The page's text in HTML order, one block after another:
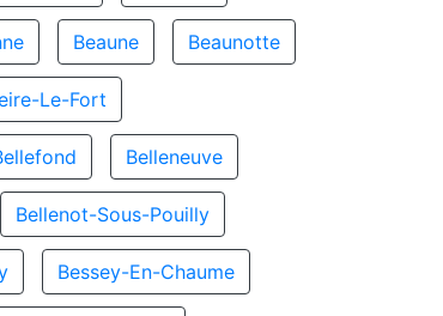
Beaune Beaunotte
Le-Fort
Belleneuve
Bellenot-Sous-Pouilly
Bessey-En-Chaume